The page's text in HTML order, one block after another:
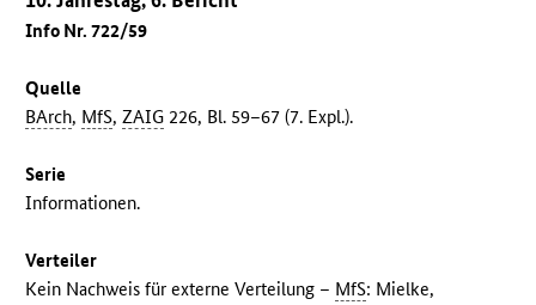
Info Nr. 722/59
Quelle
BArch, MfS,ZAIG 226, Bl. 59–67 (7. Expl.).
Serie
Informationen.
Verteiler
Kein Nachweis für externe Verteilung – MfS: Mielke,